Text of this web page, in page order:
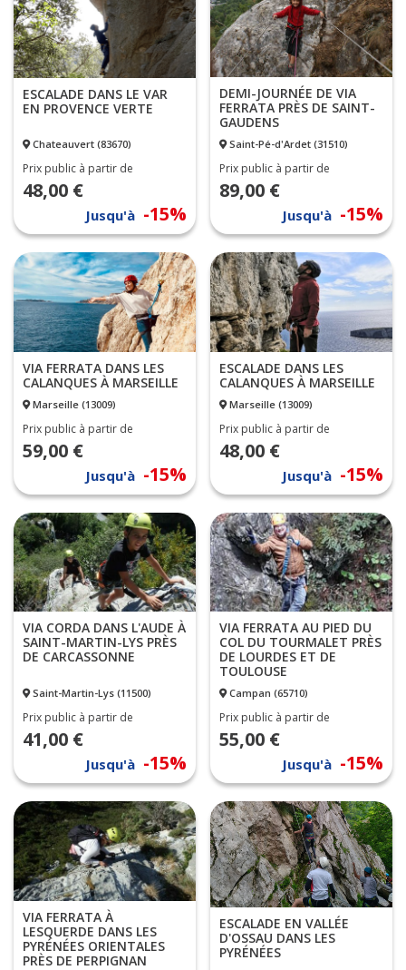
ESCALADE DANS LE VAR
EN PROVENCE VERTE
Chateauvert (83670)
Prix public à partir de
48,00 €
Jusqu'à -15%
DEMI-JOURNÉE DE VIA
FERRATA PRÈS DE SAINT-
GAUDENS
Saint-Pé-d'Ardet (31510)
Prix public à partir de
89,00 €
Jusqu'à -15%
VIA FERRATA DANS LES
CALANQUES À MARSEILLE
Marseille (13009)
Prix public à partir de
59,00 €
Jusqu'à -15%
ESCALADE DANS LES
CALANQUES À MARSEILLE
Marseille (13009)
Prix public à partir de
48,00 €
Jusqu'à -15%
VIA CORDA DANS L'AUDE À
SAINT-MARTIN-LYS PRÈS
DE CARCASSONNE
Saint-Martin-Lys (11500)
Prix public à partir de
41,00 €
Jusqu'à -15%
VIA FERRATA AU PIED DU
COL DU TOURMALET PRÈS
DE LOURDES ET DE
TOULOUSE
Campan (65710)
Prix public à partir de
55,00 €
Jusqu'à -15%
VIA FERRATA À
LESQUERDE DANS LES
PYRÉNÉES ORIENTALES
PRÈS DE PERPIGNAN
ESCALADE EN VALLÉE
D'OSSAU DANS LES
PYRÉNÉES